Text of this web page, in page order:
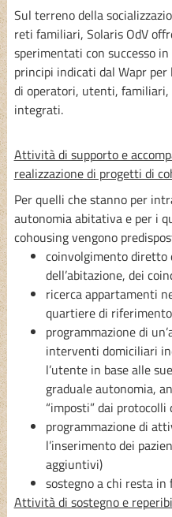
Sul terreno della
reti familiari, Solaris OdV
sperimentati con successo
principi indicati dal Wapr
di operatori, utenti,
integrati.
Attività di supporto e
realizzazione di progetti di
Per quelli che stanno per
autonomia abitativa e per i
cohousing vengono
coinvolgimento diretto
dell’abitazione, dei
ricerca appartamenti
quartiere di
programmazione di
interventi domiciliari
l’utente in base alle
graduale autonomia,
“imposti” dai protocolli
programmazione di
l’inserimento dei
aggiuntivi)
sostegno a chi resta in
Attività di sostegno e